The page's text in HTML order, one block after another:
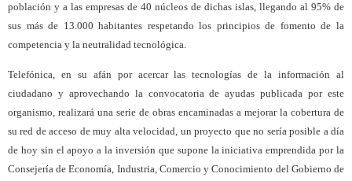
población y a las empresas de 40 núcleos de dichas islas, llegando al 95% de
sus más de 13.000 habitantes respetando los principios de fomento de la
competencia y la neutralidad tecnológica.
Telefónica, en su afán por acercar las tecnologías de la información al
ciudadano y aprovechando la convocatoria de ayudas publicada por este
organismo, realizará una serie de obras encaminadas a mejorar la cobertura de
su red de acceso de muy alta velocidad, un proyecto que no sería posible a día
de hoy sin el apoyo a la inversión que supone la iniciativa emprendida por la
Consejería de Economía, Industria, Comercio y Conocimiento del Gobierno de